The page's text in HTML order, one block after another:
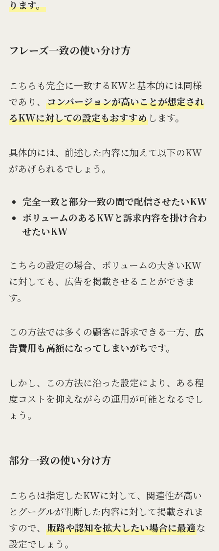
ります。
フレーズ一致の使い分け方
こちらも完全に一致するKWと基本的には同様
であり、 コンバージョンが高いことが想定され
るKWに対しての設定もおすすめします。
具体的には、前述した内容に加えて以下のKW
があげられるでしょう。
完全一致と部分一致の間で配信させたいKW
ボリュームのあるKWと訴求内容を掛け合わ
せたいKW
こちらの設定の場合、ボリュームの大きいKW
に対しても、広告を掲載させることができま
す。
この方法では多くの顧客に訴求できる一方、 広
告費用も高額になってしまいがちです。
しかし、この方法に沿った設定により、ある程
度コストを抑えながらの運用が可能となるでし
ょう。
部分一致の使い分け方
こちらは指定したKWに対して、関連性が高い
とグーグルが判断した内容に対して掲載されま
すので、 販路や認知を拡大したい場合に最適な
設定でしょう。